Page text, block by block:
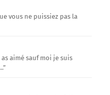
vous ne puissiez pas la
aimé sauf moi je suis